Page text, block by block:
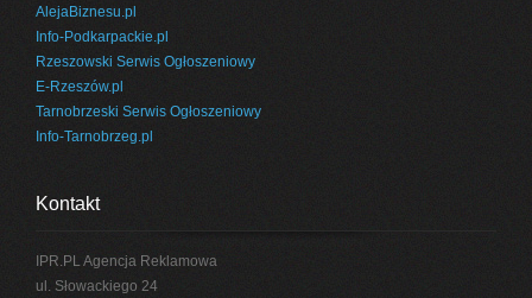
AlejaBiznesu.pl
Info-Podkarpackie.pl
Rzeszowski Serwis Ogłoszeniowy
E-Rzeszów.pl
Tarnobrzeski Serwis Ogłoszeniowy
Info-Tarnobrzeg.pl
Kontakt
IPR.PL Agencja Reklamowa
ul. Słowackiego 24